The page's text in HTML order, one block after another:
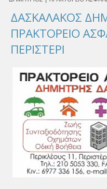
ΔΑΣΚΑΛΑΚΟΣ
ΠΡΑΚΤΟΡΕΙΟ
ΠΕΡΙΣΤΕΡΙ